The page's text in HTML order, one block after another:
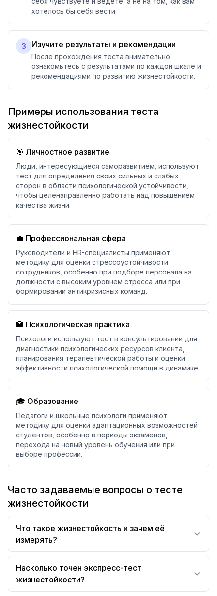
хотелось бы себя вести.
3 Изучите результаты и рекомендации
После прохождения теста внимательно
ознакомьтесь с результатами по каждой шкале и
рекомендациями по развитию жизнестойкости.
Примеры использования теста
жизнестойкости
🎯 Личностное развитие
Люди, интересующиеся саморазвитием, используют
тест для определения своих сильных и слабых
сторон в области психологической устойчивости,
чтобы целенаправленно работать над повышением
качества жизни.
💼 Профессиональная сфера
Руководители и HR-специалисты применяют
методику для оценки стрессоустойчивости
сотрудников, особенно при подборе персонала на
должности с высоким уровнем стресса или при
формировании антикризисных команд.
🏥 Психологическая практика
Психологи используют тест в консультировании для
диагностики психологических ресурсов клиента,
планирования терапевтической работы и оценки
эффективности психологической помощи в динамике.
🎓 Образование
Педагоги и школьные психологи применяют
методику для оценки адаптационных возможностей
студентов, особенно в периоды экзаменов,
перехода на новый уровень обучения или при
выборе профессии.
Часто задаваемые вопросы о тесте
жизнестойкости
Что такое жизнестойкость и зачем её
измерять?
Насколько точен экспресс-тест
жизнестойкости?